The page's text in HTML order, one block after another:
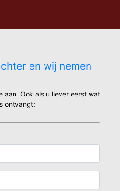
en wij nemen
aan. Ook als u liever eerst wat
ontvangt: